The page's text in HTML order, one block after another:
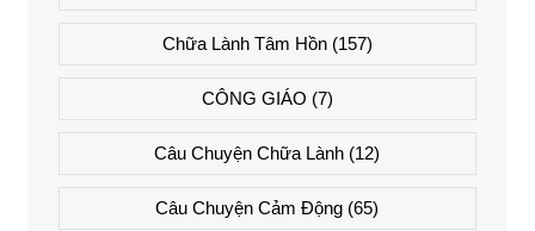
Chữa Lành Tâm Hồn(157)
CÔNG GIÁO (7)
Câu Chuyện Chữa Lành (12)
Câu Chuyện Cảm Động (65)